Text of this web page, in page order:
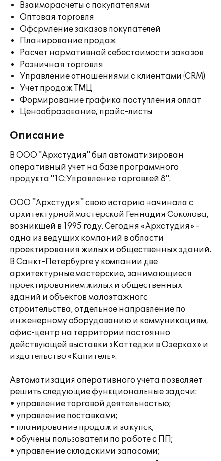
Взаиморасчеты с покупателями
Оптовая торговля
Оформление заказов покупателей
Планирование продаж
Расчет нормативной себестоимости заказов
Розничная торговля
Управление отношениями с клиентами (CRM)
Учет продаж ТМЦ
Формирование графика поступления оплат
Ценообразование, прайс-листы
Описание
В ООО "Архстудия" был автоматизирован
оперативный учет на базе программного
продукта "1С:Управление торговлей 8".
ООО "Архстудия" свою историю начинала с
архитектурной мастерской Геннадия Соколова,
возникшей в 1995 году. Сегодня «Архстудия» -
одна из ведущих компаний в области
проектирования жилых и общественных зданий.
В Санкт-Петербурге у компании две
архитектурные мастерские, занимающиеся
проектированием жилых и общественных
зданий и объектов малоэтажного
строительства, отдельное направление по
инженерному оборудованию и коммуникациям,
офис-центр на территории постоянно
действующей выставки «Коттеджи в Озерках» и
издательство «Капитель».
Автоматизация оперативного учета позволяет
решить следующие функциональные задачи:
• управление торговой деятельностью;
• управление поставками;
• планирование продаж и закупок;
• обучены пользователи по работе с ПП;
• управление складскими запасами;